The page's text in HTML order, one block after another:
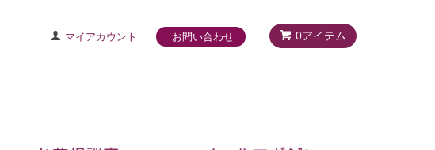
0アイテム
マイアカウント お問い合わせ